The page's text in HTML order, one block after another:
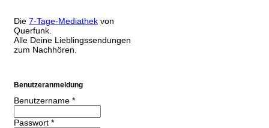
Die 7-Tage-Mediathek von
Querfunk.
Alle Deine Lieblingssendungen
zum Nachhören.
Benutzeranmeldung
Benutzername *
Passwort *